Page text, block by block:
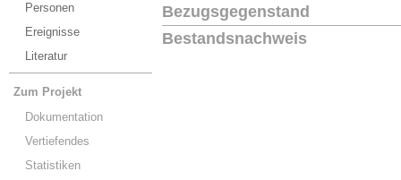
Personen
Ereignisse
Literatur
Zum Projekt
Dokumentation
Vertiefendes
Statistiken
Bezugsgegenstand
Bestandsnachweis